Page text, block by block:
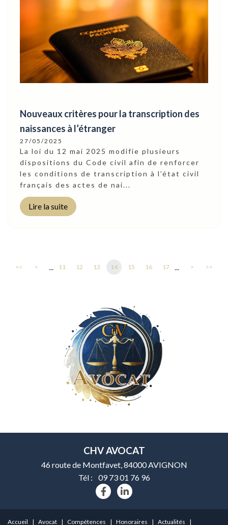
Nouveaux critères pour la transcription des
naissances à l’étranger
27/05/2025
La loi du 12 mai 2025 modifie plusieurs
dispositions du Code civil afin de renforcer
les conditions de transcription à l’état civil
français des actes de nai...
Lire la suite
<< < ... 11 12 13 14 15 16 17 ... > >>
CHV AVOCAT
46 route de Montfavet, 84000 AVIGNON
Tél :
09 73 01 76 96
Accueil Avocat Compétences Honoraires Actualités